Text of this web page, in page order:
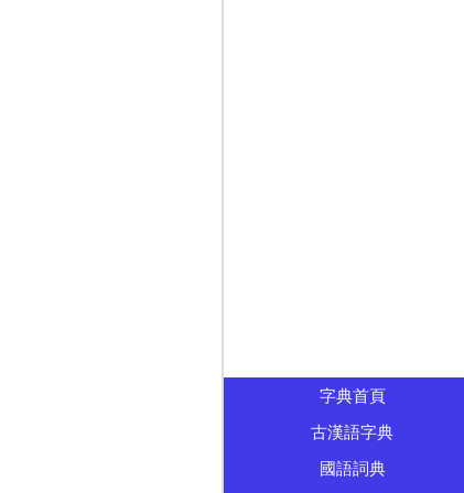
字典首頁
古漢語字典
國語詞典